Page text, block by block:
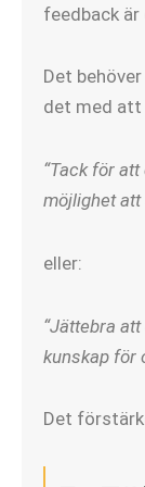
feedback
Det
det med att
“Tack för
möjlighet att
eller:
“Jättebra
kunskap för
Det